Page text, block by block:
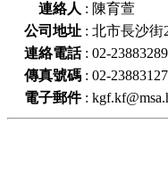
連絡人 : 陳育萱
公司地址 : 北市長沙街
連絡電話: 02-23883289
傳真號碼 : 02-23883127
電子郵件: